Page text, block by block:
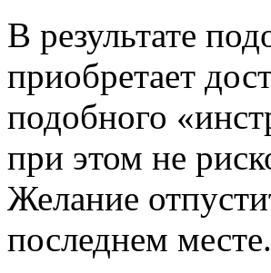
В результате
приобретает
подобного
при этом не
Желание
последнем месте.